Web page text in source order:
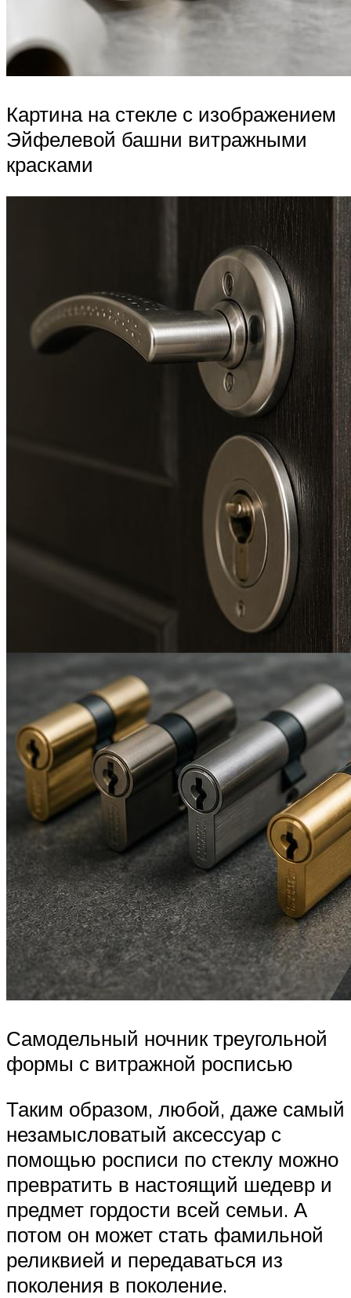
Картина на стекле с изображением
Эйфелевой башни витражными
красками
Самодельный ночник треугольной
формы с витражной росписью
Таким образом, любой, даже самый
незамысловатый аксессуар с
помощью росписи по стеклу можно
превратить в настоящий шедевр и
предмет гордости всей семьи. А
потом он может стать фамильной
реликвией и передаваться из
поколения в поколение.